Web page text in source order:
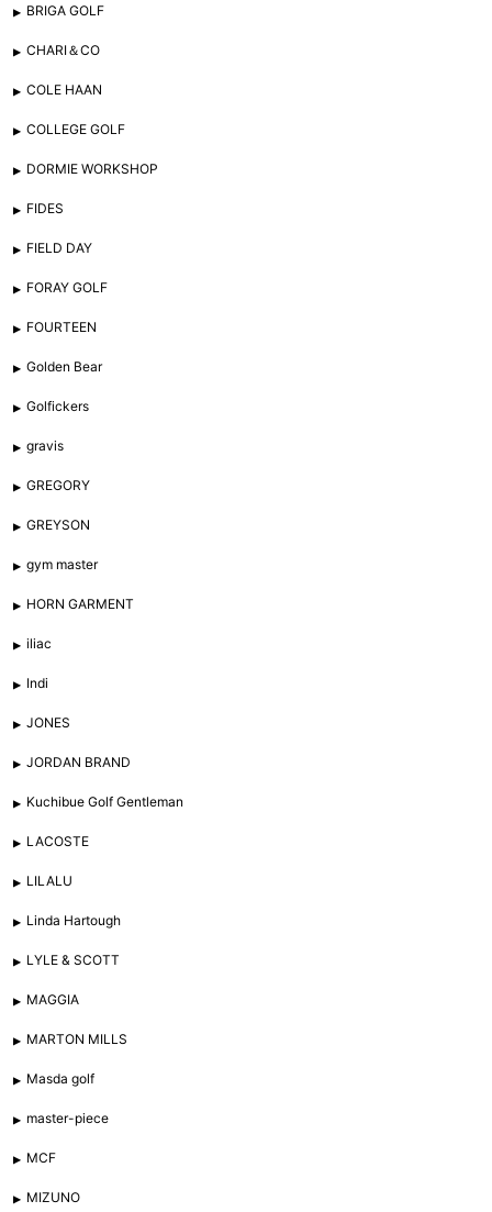
BRIGA GOLF
CHARI＆CO
COLE HAAN
COLLEGE GOLF
DORMIE WORKSHOP
FIDES
FIELD DAY
FORAY GOLF
FOURTEEN
Golden Bear
Golfickers
gravis
GREGORY
GREYSON
gym master
HORN GARMENT
iliac
Indi
JONES
JORDAN BRAND
Kuchibue Golf Gentleman
LACOSTE
LILALU
Linda Hartough
LYLE & SCOTT
MAGGIA
MARTON MILLS
Masda golf
master-piece
MCF
MIZUNO